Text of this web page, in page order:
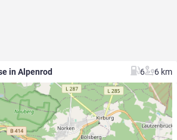
in Alpenrod 6 6 km